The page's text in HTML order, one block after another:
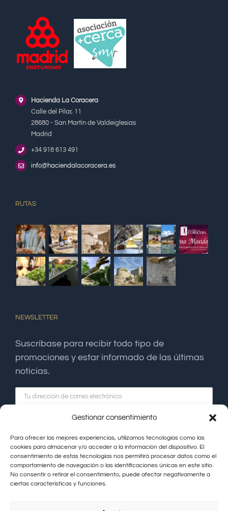
Gestionar consentimiento
Para ofrecer las mejores experiencias, utilizamos tecnologías como las
cookies para almacenar y/o acceder a la información del dispositivo. El
consentimiento de estas tecnologías nos permitirá procesar datos como el
comportamiento de navegación o las identificaciones únicas en este sitio.
No consentir o retirar el consentimiento, puede afectar negativamente a
ciertas características y funciones.
Hacienda La Coracera
Calle del Pilar, 11
28680 - San Martín de Valdeiglesias
Madrid
+34 918 613 491
info@haciendalacoracera.es
RUTAS
NEWSLETTER
Suscríbase para recibir todo tipo de
promociones y estar informado de las últimas
noticias.